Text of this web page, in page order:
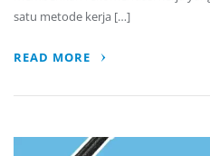
satu metode kerja […]
READ MORE